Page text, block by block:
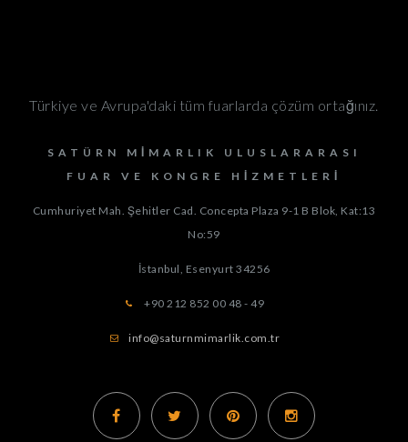
Türkiye ve Avrupa'daki tüm fuarlarda çözüm ortağınız.
SATÜRN MIMARLIK ULUSLARARASI
FUAR VE KONGRE HIZMETLERI
Cumhuriyet Mah. Şehitler Cad. Concepta Plaza 9-1 B Blok, Kat:13
No:59
İstanbul, Esenyurt 34256
+90 212 852 00 48 - 49
info@saturnmimarlik.com.tr